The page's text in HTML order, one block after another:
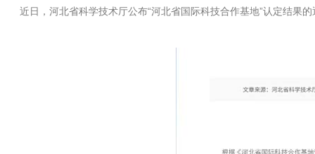
近日，河北省科学技术厅公布“河北省国际科技合作基地”认定结果